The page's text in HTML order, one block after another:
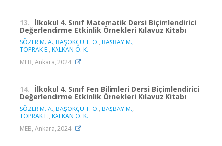
13. İlkokul 4. Sınıf Matematik Dersi Biçimlendirici
Değerlendirme Etkinlik Örnekleri Kılavuz Kitabı
SÖZER M. A., BAŞOKÇU T. O., BAŞBAY M.,
TOPRAK E., KALKAN Ö. K.
MEB, Ankara, 2024
14. İlkokul 4. Sınıf Fen Bilimleri Dersi Biçimlendirici
Değerlendirme Etkinlik Örnekleri Kılavuz Kitabı
SÖZER M. A., BAŞOKÇU T. O., BAŞBAY M.,
TOPRAK E., KALKAN Ö. K.
MEB, Ankara, 2024